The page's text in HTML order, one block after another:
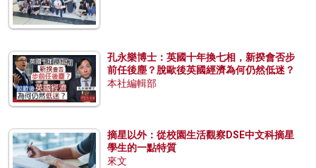
孔永樂博士：英國十年換七相，新揆會否步
前任後塵？脫歐後英國經濟為何仍然低迷？
本社編輯部
摘星以外：從校園生活觀察DSE中文科摘星
學生的一點特質
來文